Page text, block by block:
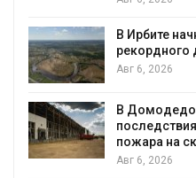
В Ирбите
рекордного
Авг 6, 2026
В
пожара на
Авг 6, 2026